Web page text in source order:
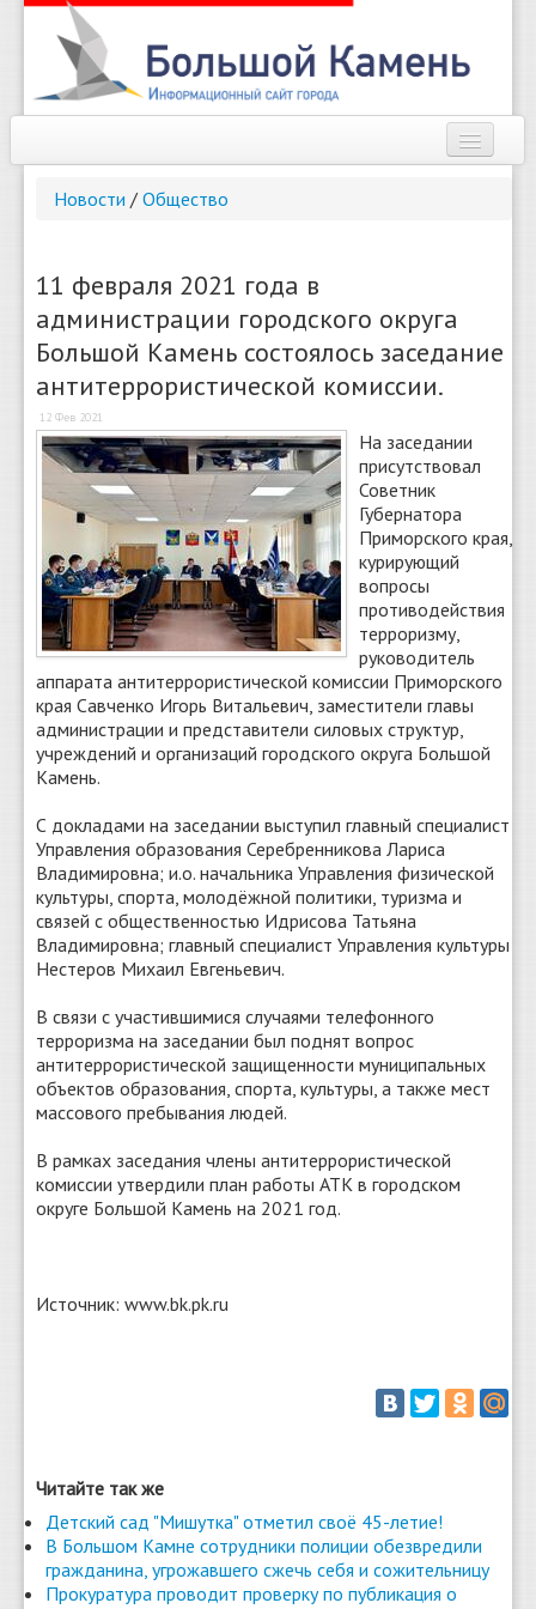
Новости
Справочник
О сайте
Найти
Новости / Общество
11 февраля 2021 года в
администрации городского округа
Большой Камень состоялось заседание
антитеррористической комиссии.
12 Фев 2021
На заседании
присутствовал
Советник
Губернатора
Приморского края,
курирующий
вопросы
противодействия
терроризму,
руководитель
аппарата антитеррористической комиссии Приморского
края Савченко Игорь Витальевич, заместители главы
администрации и представители силовых структур,
учреждений и организаций городского округа Большой
Камень.
С докладами на заседании выступил главный специалист
Управления образования Серебренникова Лариса
Владимировна; и.о. начальника Управления физической
культуры, спорта, молодёжной политики, туризма и
связей с общественностью Идрисова Татьяна
Владимировна; главный специалист Управления культуры
Нестеров Михаил Евгеньевич.
В связи с участившимися случаями телефонного
терроризма на заседании был поднят вопрос
антитеррористической защищенности муниципальных
объектов образования, спорта, культуры, а также мест
массового пребывания людей.
В рамках заседания члены антитеррористической
комиссии утвердили план работы АТК в городском
округе Большой Камень на 2021 год.
Источник: www.bk.pk.ru
Читайте так же
Детский сад "Мишутка" отметил своё 45-летие!
В Большом Камне сотрудники полиции обезвредили
гражданина, угрожавшего сжечь себя и сожительницу
Прокуратура проводит проверку по публикация о